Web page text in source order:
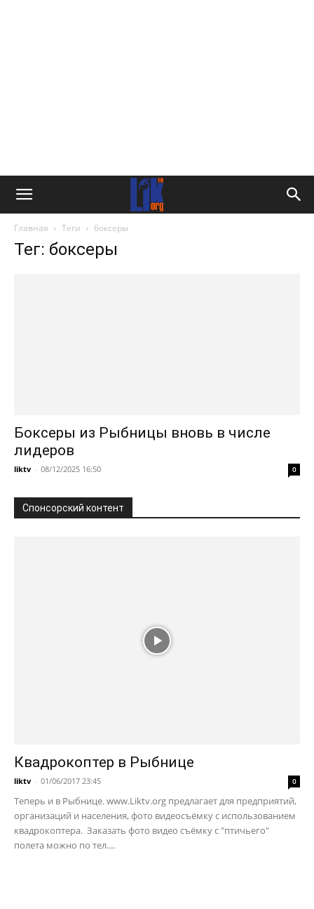
Главная Теги боксеры
Тег: боксеры
Боксеры из Рыбницы вновь в числе
лидеров
liktv - 08/12/2025 16:50 0
Спонсорский контент
Квадрокоптер в Рыбнице
liktv - 01/06/2017 23:45 0
Теперь и в Рыбнице. www.Liktv.org предлагает для предприятий,
организаций и населения, фото видеосъёмку с использованием
квадрокоптера. Заказать фото видео съёмку с "птичьего"
полета можно по тел....